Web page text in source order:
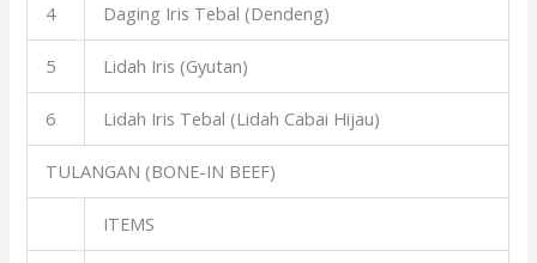
4 Daging Iris Tebal (Dendeng)
5 Lidah Iris (Gyutan)
6 Lidah Iris Tebal (Lidah Cabai Hijau)
TULANGAN (BONE-IN BEEF)
ITEMS